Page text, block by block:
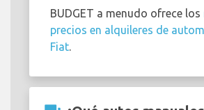
BUDGET a menudo ofrece los
precios en alquileres de
Fiat.